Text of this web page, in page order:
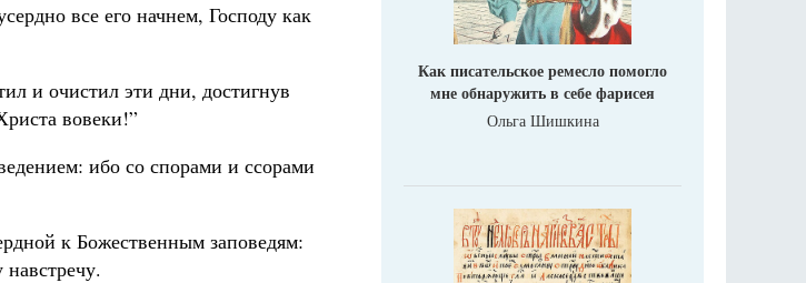
все его начнем, Господу как
и очистил эти дни, достигнув
вовеки!”
ибо со спорами и ссорами
к Божественным заповедям:
Как писательское ремесло помогло
мне обнаружить в себе фарисея
Ольга Шишкина